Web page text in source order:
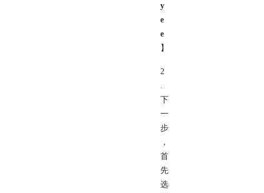
y
e
e
】
2
下
一
步
，
首
先
选